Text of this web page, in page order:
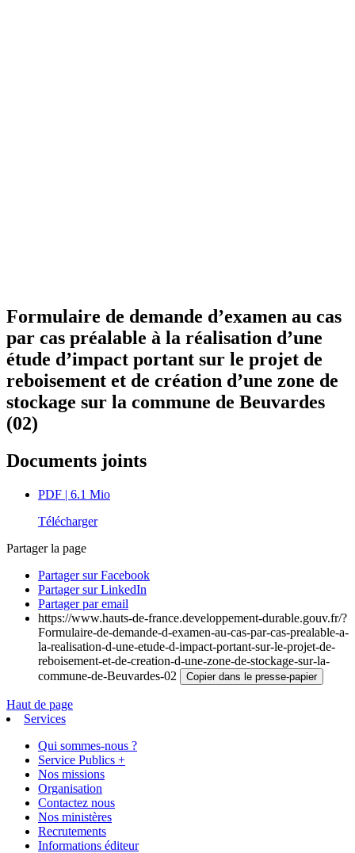
Formulaire de demande d’examen au cas
par cas préalable à la réalisation d’une
étude d’impact portant sur le projet de
reboisement et de création d’une zone de
stockage sur la commune de Beuvardes
(02)
Documents joints
PDF | 6.1 Mio
Télécharger
Partager la page
Partager sur Facebook
Partager sur LinkedIn
Partager par email
https://www.hauts-de-france.developpement-durable.gouv.fr/?
Formulaire-de-demande-d-examen-au-cas-par-cas-prealable-a-
la-realisation-d-une-etude-d-impact-portant-sur-le-projet-de-
reboisement-et-de-creation-d-une-zone-de-stockage-sur-la-
commune-de-Beuvardes-02
Copier dans le presse-papier
Haut de page
Services
Qui sommes-nous ?
Service Publics +
Nos missions
Organisation
Contactez nous
Nos ministères
Recrutements
Informations éditeur